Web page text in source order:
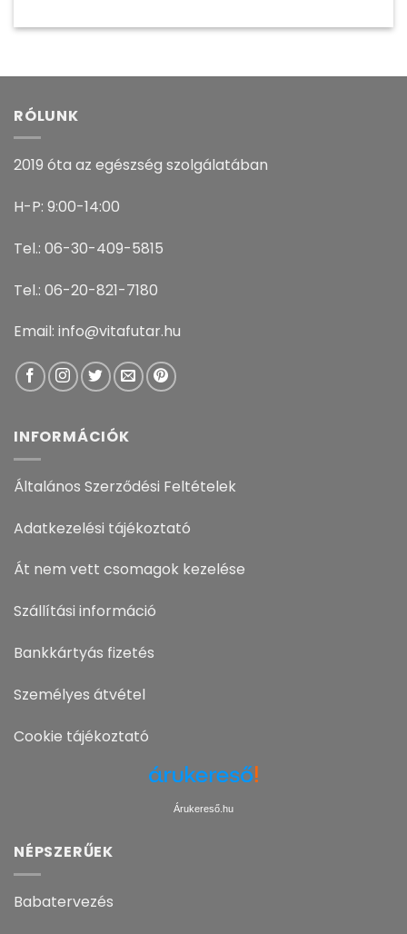
RÓLUNK
2019 óta az egészség szolgálatában
H-P: 9:00-14:00
Tel.: 06-30-409-5815
Tel.: 06-20-821-7180
Email: info@vitafutar.hu
INFORMÁCIÓK
Általános Szerződési Feltételek
Adatkezelési tájékoztató
Át nem vett csomagok kezelése
Szállítási információ
Bankkártyás fizetés
Személyes átvétel
Cookie tájékoztató
Árukereső.hu
NÉPSZERŰEK
Babatervezés